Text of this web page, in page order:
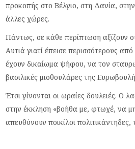
προκοπής στο Βέλγιο, στη Δανία,
άλλες χώρες.
Πάντως, σε κάθε περίπτωση αξίζουν
Αυτιά γιατί έπεισε περισσότερους
έχουν δικαίωμα ψήφου, να τον
βασιλικές μισθουλάρες της
Έτσι γίνονται οι ωραίες δουλειές. Ο
στην έκκληση «βοήθα με, φτωχέ, να
απευθύνουν ποικίλοι